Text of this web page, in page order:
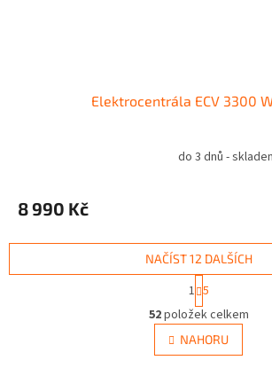
Elektrocentrála ECV 3300
do 3 dnů -
8 990 Kč
O
v
l
á
NAČÍST 12 DALŠÍCH
t
r
á
n
k
1 5
52položek celkem
NAHORU